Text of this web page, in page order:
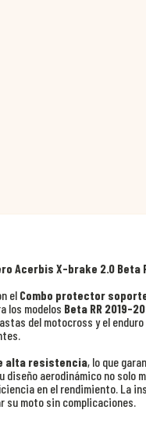
Acerbis X-brake 2.0 Beta
el Combo protector
los modelos Beta RR 2019-
del motocross y el
alta resistencia, lo que
aerodinámico no solo
en el rendimiento. La
su moto sin complicaciones.